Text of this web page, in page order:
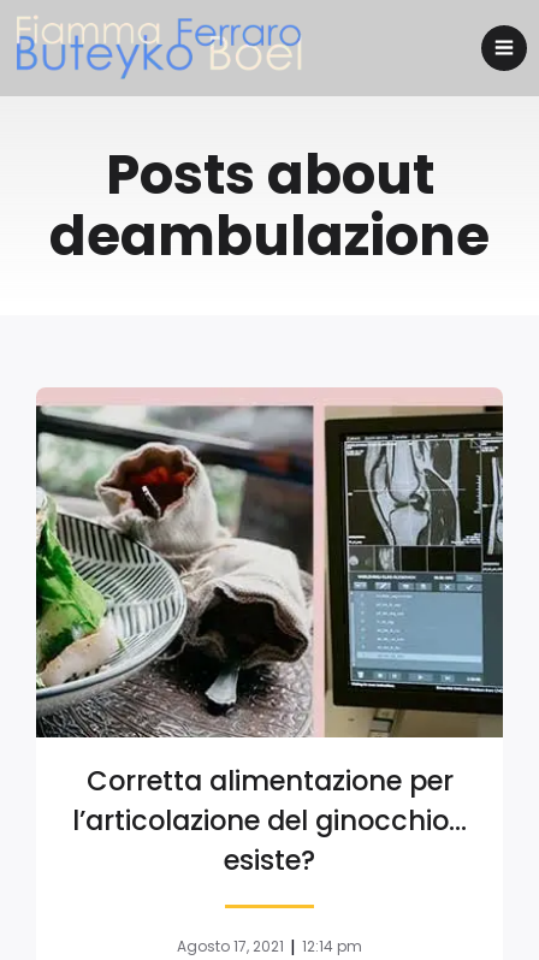
Posts about
deambulazione
Corretta alimentazione per
l’articolazione del ginocchio…
esiste?
Agosto 17, 2021 | 12:14 pm